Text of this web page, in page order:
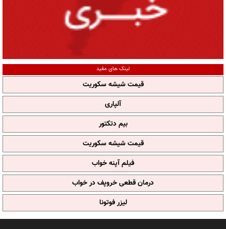
لینک های مفید
قیمت شیشه سکوریت
آلپاری
بیم دتکتور
قیمت شیشه سکوریت
فیلم آپنه خواب
درمان قطعی خروپف در خواب
لیزر فوتونا